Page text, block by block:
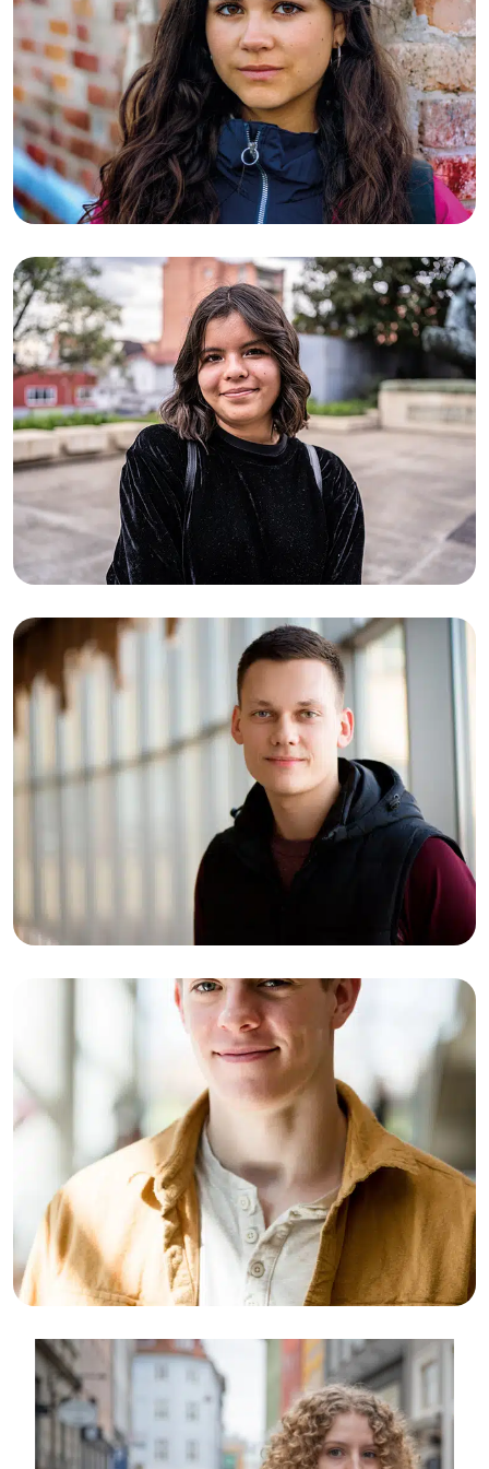
02-03-2026
Ayana (24): “Ik dacht dat ik de enige
was die zich zo voelde”
26-02-2026
Lotte (18): “Ik dacht dat ik sterk moest
zijn door alles op te kroppen”
26-02-2026
Johnny (23): “Ik dacht dat ik alles
onder controle had, tot het misging”
26-02-2026
Lucky (21): “Ik raakte mezelf kwijt,
maar ontdekte ook hoe sterk ik ben”